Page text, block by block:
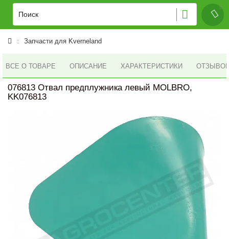
Запчасти для Kverneland
ВСЕ О ТОВАРЕ ОПИСАНИЕ ХАРАКТЕРИСТИКИ ОТЗЫВОВ
076813 Отвал предплужника левый MOLBRO,
KK076813